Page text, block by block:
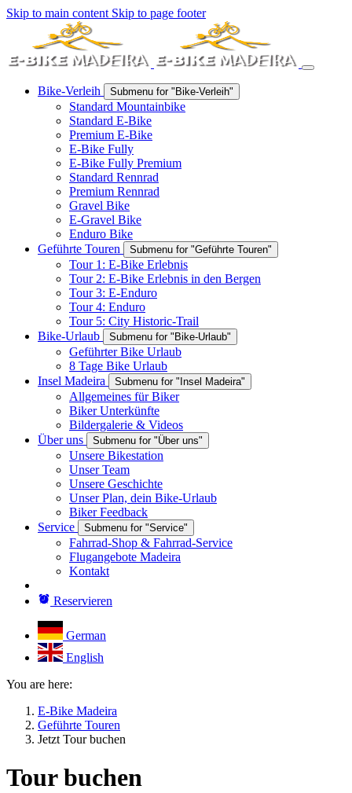
Skip to main content Skip to page footer
Bike-Verleih Submenu for "Bike-Verleih"
Standard Mountainbike
Standard E-Bike
Premium E-Bike
E-Bike Fully
E-Bike Fully Premium
Standard Rennrad
Premium Rennrad
Gravel Bike
E-Gravel Bike
Enduro Bike
Geführte Touren
Submenu for "Geführte Touren"
Tour 1: E-Bike Erlebnis
Tour 2: E-Bike Erlebnis in den Bergen
Tour 3: E-Enduro
Tour 4: Enduro
Tour 5: City Historic-Trail
Bike-Urlaub
Submenu for "Bike-Urlaub"
Geführter Bike Urlaub
8 Tage Bike Urlaub
Insel Madeira
Submenu for "Insel Madeira"
Allgemeines für Biker
Biker Unterkünfte
Bildergalerie & Videos
Über uns
Submenu for "Über uns"
Unsere Bikestation
Unser Team
Unsere Geschichte
Unser Plan, dein Bike-Urlaub
Biker Feedback
Service
Submenu for "Service"
Fahrrad-Shop & Fahrrad-Service
Flugangebote Madeira
Kontakt
Reservieren
German
English
You are here:
E-Bike Madeira
Geführte Touren
Jetzt Tour buchen
Tour buchen